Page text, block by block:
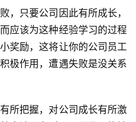
，只要公司因此有所成长，
应该为这种经验学习的过程
奖励，这将让你的公司员工
极作用，遭遇失败是没关系
所把握，对公司成长有所激